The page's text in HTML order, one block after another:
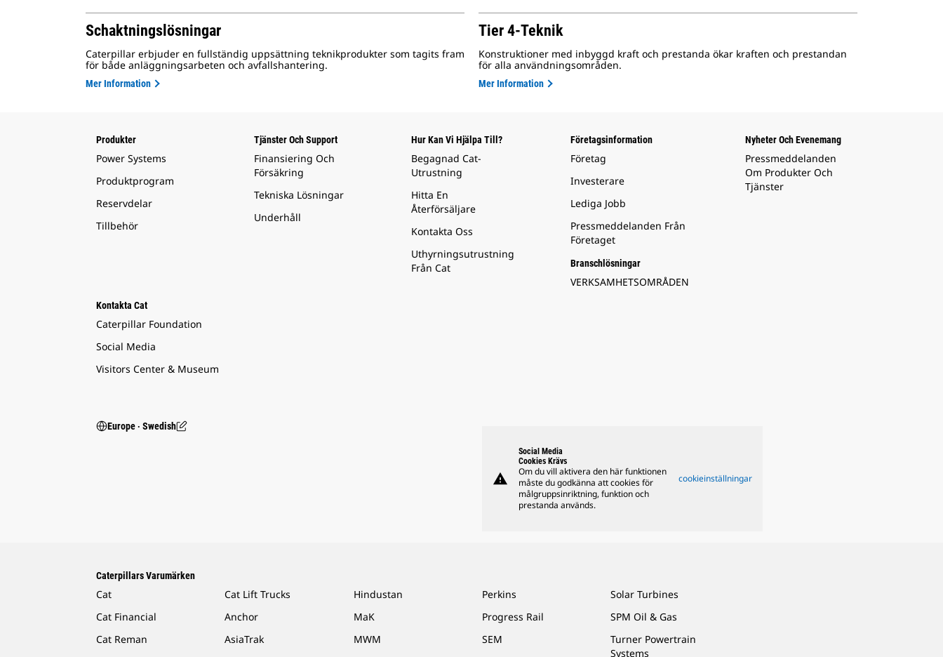
Schaktningslösningar
Caterpillar erbjuder en fullständig uppsättning teknikprodukter som tagits fram
för både anläggningsarbeten och avfallshantering.
Mer Information
Tier 4-Teknik
Konstruktioner med inbyggd kraft och prestanda ökar kraften och prestandan
för alla användningsområden.
Mer Information
Produkter
Power Systems
Produktprogram
Reservdelar
Tillbehör
Tjänster Och Support
Finansiering Och
Försäkring
Tekniska Lösningar
Underhåll
Hur Kan Vi Hjälpa Till?
Begagnad Cat-
Utrustning
Hitta En
Återförsäljare
Kontakta Oss
Uthyrningsutrustning
Från Cat
Företagsinformation
Företag
Investerare
Lediga Jobb
Pressmeddelanden Från
Företaget
Branschlösningar
VERKSAMHETSOMRÅDEN
Nyheter Och Evenemang
Pressmeddelanden
Om Produkter Och
Tjänster
Kontakta Cat
Caterpillar Foundation
Social Media
Visitors Center & Museum
Europe ‧ Swedish
warning
Social Media
Cookies Krävs
Om du vill aktivera den här funktionen
måste du godkänna att cookies för
målgruppsinriktning, funktion och
prestanda används.
cookieinställningar
Caterpillars Varumärken
Cat
Cat Financial
Cat Reman
Cat Lift Trucks
Anchor
AsiaTrak
Hindustan
MaK
MWM
Perkins
Progress Rail
SEM
Solar Turbines
SPM Oil & Gas
Turner Powertrain
Systems